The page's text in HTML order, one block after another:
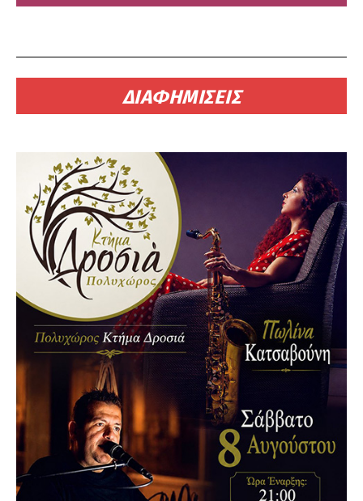
ΔΙΑΦΗΜΙΣΕΙΣ